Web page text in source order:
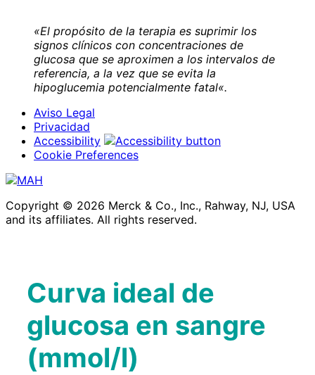
«El propósito de la terapia es suprimir los
signos clínicos con concentraciones de
glucosa que se aproximen a los intervalos de
referencia, a la vez que se evita la
hipoglucemia potencialmente fatal«.
Aviso Legal
Privacidad
Accessibility
Cookie Preferences
Copyright © 2026 Merck & Co., Inc., Rahway, NJ, USA
and its affiliates. All rights reserved.
Curva ideal de
glucosa en sangre
(mmol/l)